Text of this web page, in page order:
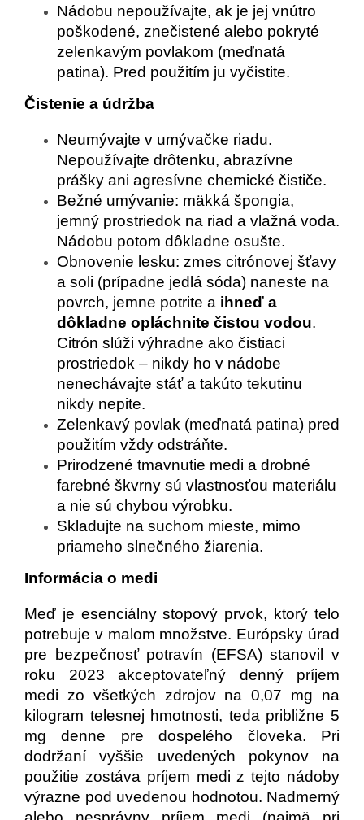
Nádobu nepoužívajte, ak je jej vnútro
poškodené, znečistené alebo pokryté
zelenkavým povlakom (meďnatá
patina). Pred použitím ju vyčistite.
Čistenie a údržba
Neumývajte v umývačke riadu.
Nepoužívajte drôtenku, abrazívne
prášky ani agresívne chemické čističe.
Bežné umývanie: mäkká špongia,
jemný prostriedok na riad a vlažná voda.
Nádobu potom dôkladne osušte.
Obnovenie lesku: zmes citrónovej šťavy
a soli (prípadne jedlá sóda) naneste na
povrch, jemne potrite a ihneď a
dôkladne opláchnite čistou vodou.
Citrón slúži výhradne ako čistiaci
prostriedok – nikdy ho v nádobe
nenechávajte stáť a takúto tekutinu
nikdy nepite.
Zelenkavý povlak (meďnatá patina) pred
použitím vždy odstráňte.
Prirodzené tmavnutie medi a drobné
farebné škvrny sú vlastnosťou materiálu
a nie sú chybou výrobku.
Skladujte na suchom mieste, mimo
priameho slnečného žiarenia.
Informácia o medi
Meď je esenciálny stopový prvok, ktorý telo
potrebuje v malom množstve. Európsky úrad
pre bezpečnosť potravín (EFSA) stanovil v
roku 2023 akceptovateľný denný príjem
medi zo všetkých zdrojov na 0,07 mg na
kilogram telesnej hmotnosti, teda približne 5
mg denne pre dospelého človeka. Pri
dodržaní vyššie uvedených pokynov na
použitie zostáva príjem medi z tejto nádoby
výrazne pod uvedenou hodnotou. Nadmerný